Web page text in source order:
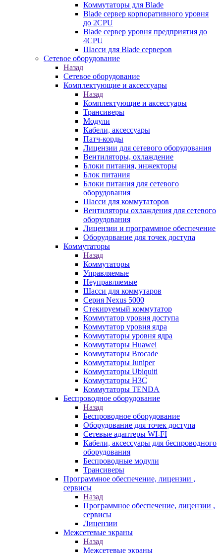
Коммутаторы для Blade
Blade сервер корпоративного уровня
до 2CPU
Blade сервер уровня предприятия до
4CPU
Шасси для Blade серверов
Сетевое оборудование
Назад
Сетевое оборудование
Комплектующие и аксессуары
Назад
Комплектующие и аксессуары
Трансиверы
Модули
Кабели, аксессуары
Патч-корды
Лицензии для сетевого оборудования
Вентиляторы, охлаждение
Блоки питания, инжекторы
Блок питания
Блоки питания для сетевого
оборудования
Шасси для коммутаторов
Вентиляторы охлаждения для сетевого
оборудования
Лицензии и программное обеспечение
Оборудование для точек доступа
Коммутаторы
Назад
Коммутаторы
Управляемые
Неуправляемые
Шасси для коммутаров
Серия Nexus 5000
Стекируемый коммутатор
Коммутатор уровня доступа
Коммутатор уровня ядра
Коммутаторы уровня ядра
Коммутаторы Huawei
Коммутаторы Brocade
Коммутаторы Juniper
Коммутаторы Ubiquiti
Коммутаторы H3C
Коммутаторы TENDA
Беспроводное оборудование
Назад
Беспроводное оборудование
Оборудование для точек доступа
Сетевые адаптеры WI-FI
Кабели, аксессуары для беспроводного
оборудования
Беспроводные модули
Трансиверы
Программное обеспечение, лицензии ,
сервисы
Назад
Программное обеспечение, лицензии ,
сервисы
Лицензии
Межсетевые экраны
Назад
Межсетевые экраны